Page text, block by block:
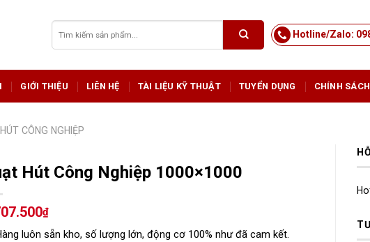
kiếm:
Hotline/Zalo:
GIỚI THIỆU LIÊN HỆ TÀI LIỆU KỸ THUẬT TUYỂN DỤNG CHÍNH SÁCH
CÔNG NGHIỆP
Hút Công Nghiệp 1000×1000
₫
luôn sẵn kho, số lượng lớn, động cơ 100% như đã cam kết.